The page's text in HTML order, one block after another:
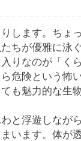
します。ちょ
ちが優雅に泳
りなのが「く
危険という怖
も魅力的な生
と浮遊しなが
います。体が